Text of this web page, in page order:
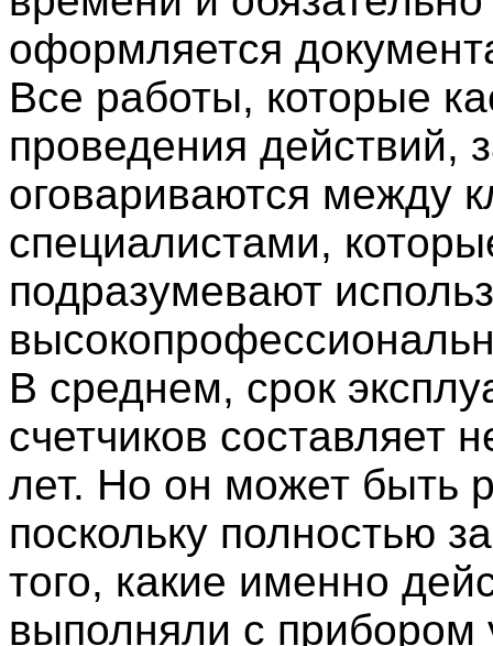
оформляется
Все работы, которые
проведения действий,
оговариваются между
специалистами,
подразумевают
В среднем, срок
счетчиков составляет
лет. Но он может быть
поскольку полностью
того, какие именно
выполняли с прибором